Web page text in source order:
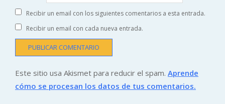
Recibir un email con los siguientes comentarios a esta entrada.
Recibir un email con cada nueva entrada.
Este sitio usa Akismet para reducir el spam. Aprende
cómo se procesan los datos de tus comentarios.